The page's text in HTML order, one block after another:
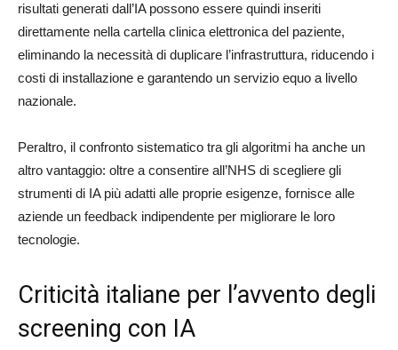
risultati generati dall’IA possono essere quindi inseriti
direttamente nella cartella clinica elettronica del paziente,
eliminando la necessità di duplicare l’infrastruttura, riducendo i
costi di installazione e garantendo un servizio equo a livello
nazionale.
Peraltro, il confronto sistematico tra gli algoritmi ha anche un
altro vantaggio: oltre a consentire all’NHS di scegliere gli
strumenti di IA più adatti alle proprie esigenze, fornisce alle
aziende un feedback indipendente per migliorare le loro
tecnologie.
Criticità italiane per l’avvento degli
screening con IA